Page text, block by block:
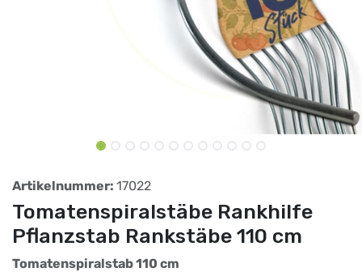
Artikelnummer: 17022
Tomatenspiralstäbe Rankhilfe
Pflanzstab Rankstäbe 110 cm
Tomatenspiralstab 110 cm